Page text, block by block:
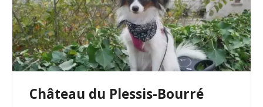
Château du Plessis-Bourré